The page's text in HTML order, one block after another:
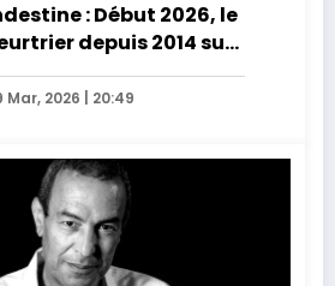
: Début 2026, le
depuis 2014 sur
du Nord
Mar, 2026 | 20:49